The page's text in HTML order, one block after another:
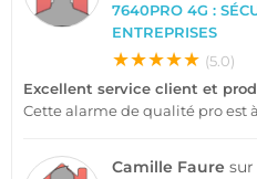
7640PRO 4G :
ENTREPRISES
★★★★★ (5.0)
Excellent service client et
Cette alarme de qualité pro est
Camille Faure sur